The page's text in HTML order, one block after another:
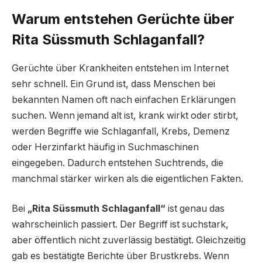
Warum entstehen Gerüchte über
Rita Süssmuth Schlaganfall?
Gerüchte über Krankheiten entstehen im Internet
sehr schnell. Ein Grund ist, dass Menschen bei
bekannten Namen oft nach einfachen Erklärungen
suchen. Wenn jemand alt ist, krank wirkt oder stirbt,
werden Begriffe wie Schlaganfall, Krebs, Demenz
oder Herzinfarkt häufig in Suchmaschinen
eingegeben. Dadurch entstehen Suchtrends, die
manchmal stärker wirken als die eigentlichen Fakten.
Bei „Rita Süssmuth Schlaganfall“ ist genau das
wahrscheinlich passiert. Der Begriff ist suchstark,
aber öffentlich nicht zuverlässig bestätigt. Gleichzeitig
gab es bestätigte Berichte über Brustkrebs. Wenn